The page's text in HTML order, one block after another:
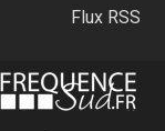
Flux RSS